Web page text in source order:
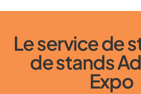
Le service de
de stands
Expo